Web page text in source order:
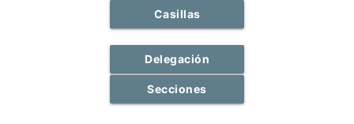
Casillas
Delegación
Secciones